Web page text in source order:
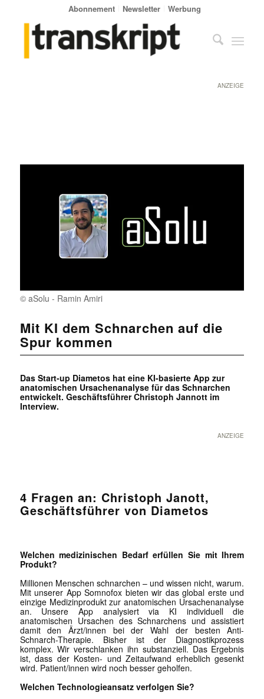
Abonnement Newsletter Werbung
ANZEIGE
© aSolu - Ramin Amiri
Mit KI dem Schnarchen auf die
Spur kommen
Das Start-up Diametos hat eine KI-basierte App zur
anatomischen Ursachenanalyse für das Schnarchen
entwickelt. Geschäftsführer Christoph Jannott im
Interview.
ANZEIGE
4 Fragen an: Christoph Janott,
Geschäftsführer von Diametos
Welchen medizinischen Bedarf erfüllen Sie mit Ihrem
Produkt?
Millionen Menschen schnarchen – und wissen nicht, warum.
Mit unserer App Somnofox bieten wir das global erste und
einzige Medizinprodukt zur anatomischen Ursachenanalyse
an. Unsere App analysiert via KI individuell die
anatomischen Ursachen des Schnarchens und assistiert
damit den Ärzt/innen bei der Wahl der besten Anti-
Schnarch-Therapie. Bisher ist der Diagnostikprozess
komplex. Wir verschlanken ihn substanziell. Das Ergebnis
ist, dass der Kosten- und Zeitaufwand erheblich gesenkt
wird. Patient/innen wird noch besser geholfen.
Welchen Technologieansatz verfolgen Sie?